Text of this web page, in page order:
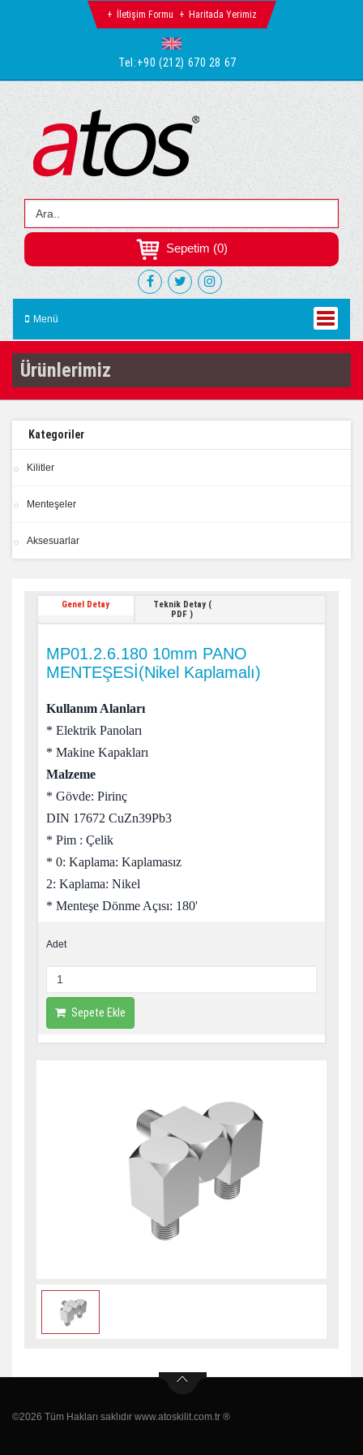
Tel:+90 (212) 670 28 67
İletişim Formu Haritada Yerimiz
Sepetim (0)
Menü
Ürünlerimiz
Kategoriler
Kilitler
Menteşeler
Aksesuarlar
Genel Detay
Teknik Detay (
PDF )
MP01.2.6.180 10mm PANO
MENTEŞESİ(Nikel Kaplamalı)
Kullanım Alanları
* Elektrik Panoları
* Makine Kapakları
Malzeme
* Gövde: Pirinç
DIN 17672 CuZn39Pb3
* Pim : Çelik
* 0: Kaplama: Kaplamasız
2: Kaplama: Nikel
* Menteşe Dönme Açısı: 180'
Adet
Sepete Ekle
©2026 Tüm Hakları saklıdır www.atoskilit.com.tr ®